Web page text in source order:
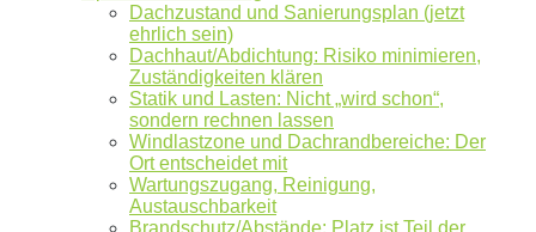
keine Weitergabe an Dritte
sichere Datenübertragung
Datenlöschung nach Art. 17 DSGVO
Keine Newsletter oder Spam
Dachzustand und Sanierungsplan (jetzt
ehrlich sein)
Dachhaut/Abdichtung: Risiko minimieren,
Zuständigkeiten klären
Statik und Lasten: Nicht „wird schon“,
sondern rechnen lassen
Windlastzone und Dachrandbereiche: Der
Ort entscheidet mit
Wartungszugang, Reinigung,
Austauschbarkeit
Brandschutz/Abstände: Platz ist Teil der